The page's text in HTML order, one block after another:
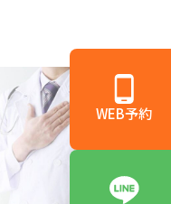
WEB予約